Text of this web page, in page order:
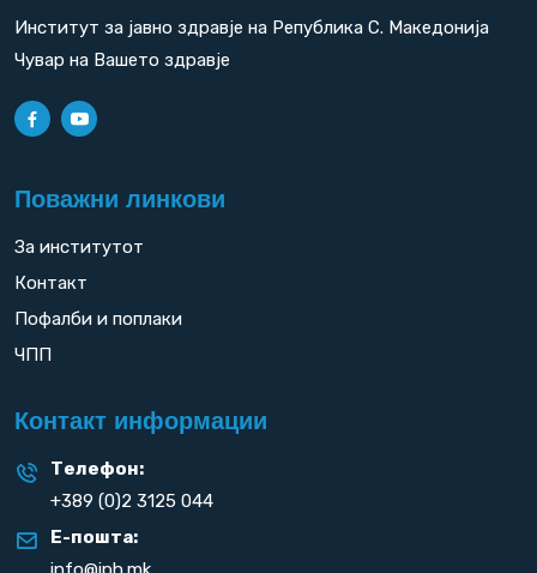
Институт за јавно здравје на Република С. Македонија
Чувар на Вашето здравје
Поважни линкови
За институтот
Контакт
Пофалби и поплаки
ЧПП
Контакт информации
Телефон:
+389 (0)2 3125 044
Е-пошта: